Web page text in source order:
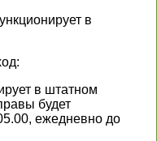
в
в штатном
будет
ежедневно до